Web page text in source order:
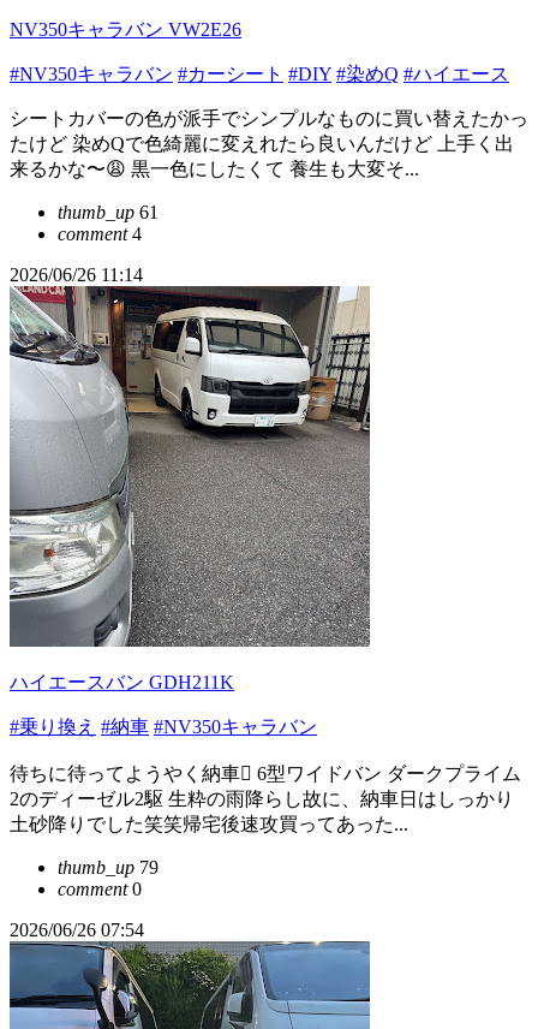
NV350キャラバン VW2E26
#NV350キャラバン #カーシート #DIY #染めQ #ハイエース
シートカバーの色が派手でシンプルなものに買い替えたかっ
たけど 染めQで色綺麗に変えれたら良いんだけど 上手く出
来るかな〜😩 黒一色にしたくて 養生も大変そ...
thumb_up 61
comment4
2026/06/26 11:14
ハイエースバン GDH211K
#乗り換え #納車 #NV350キャラバン
待ちに待ってようやく納車🫪 6型ワイドバン ダークプライム
2のディーゼル2駆 生粋の雨降らし故に、納車日はしっかり
土砂降りでした笑笑帰宅後速攻買ってあった...
thumb_up 79
comment0
2026/06/26 07:54